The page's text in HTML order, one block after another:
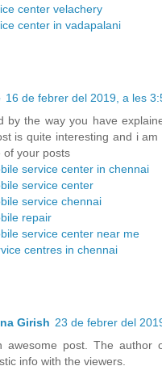
center velachery
center in vadapalani
16 de febrer del 2019, a les
by the way you have
is quite interesting and i am
of your posts
service center in chennai
service center
service chennai
repair
service center near me
centres in chennai
Girish 23 de febrer del
awesome post. The author
info with the viewers.